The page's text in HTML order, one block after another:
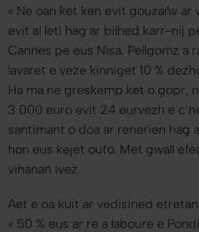
« Ne oan ket ken evit gouzañv ar
evit al leti hag ar bilhed karr-nij
Cannes pe eus Nisa. Pellgomz a
lavaret e veze kinniget 10 %
Ha ma ne greskemp ket o gopr,
3 000 euro evit 24 eurvezh e
santimant o doa ar renerien hag
hon eus kejet outo. Met gwall
vihanañ ivez.
Aet e oa kuit ar vedisined
« 50 % eus ar re a laboure e